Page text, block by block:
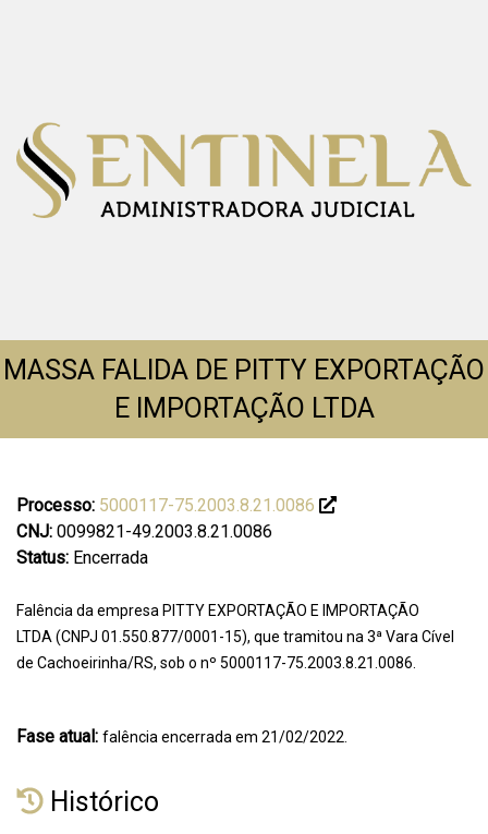
MASSA FALIDA DE PITTY EXPORTAÇÃO
E IMPORTAÇÃO LTDA
Processo: 5000117-75.2003.8.21.0086
CNJ: 0099821-49.2003.8.21.0086
Status: Encerrada
Falência da empresa PITTY EXPORTAÇÃO E IMPORTAÇÃO
LTDA (CNPJ 01.550.877/0001-15), que tramitou na 3ª Vara Cível
de Cachoeirinha/RS, sob o nº 5000117-75.2003.8.21.0086.
Fase atual: falência encerrada em 21/02/2022.
Histórico